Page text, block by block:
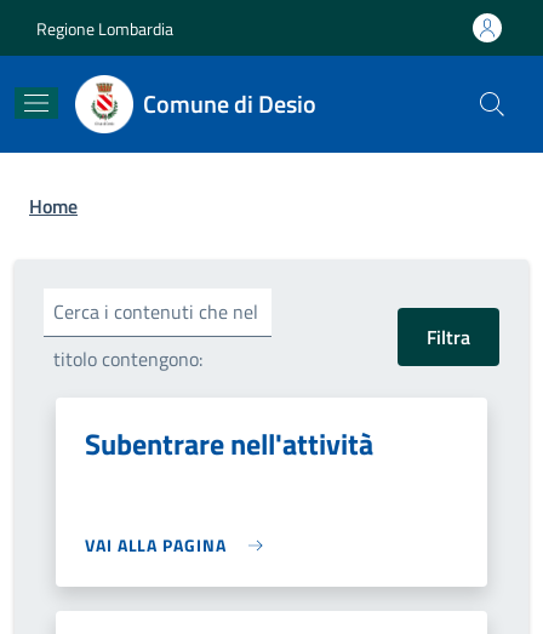
Regione Lombardia
Comune di Desio
Briciole di pane
Home
Cerca i contenuti che nel
titolo contengono:
Subentrare nell'attività
VAI ALLA PAGINA